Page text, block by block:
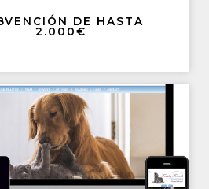
DE HASTA
2.000€